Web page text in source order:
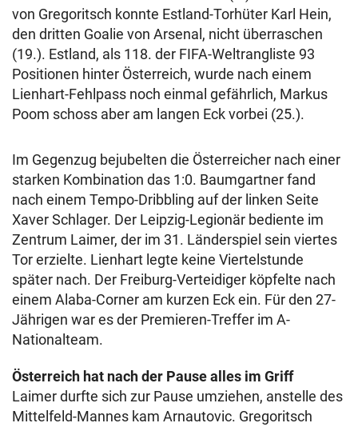
von Gregoritsch konnte Estland-Torhüter Karl Hein,
den dritten Goalie von Arsenal, nicht überraschen
(19.). Estland, als 118. der FIFA-Weltrangliste 93
Positionen hinter Österreich, wurde nach einem
Lienhart-Fehlpass noch einmal gefährlich, Markus
Poom schoss aber am langen Eck vorbei (25.).
Im Gegenzug bejubelten die Österreicher nach einer
starken Kombination das 1:0. Baumgartner fand
nach einem Tempo-Dribbling auf der linken Seite
Xaver Schlager. Der Leipzig-Legionär bediente im
Zentrum Laimer, der im 31. Länderspiel sein viertes
Tor erzielte. Lienhart legte keine Viertelstunde
später nach. Der Freiburg-Verteidiger köpfelte nach
einem Alaba-Corner am kurzen Eck ein. Für den 27-
Jährigen war es der Premieren-Treffer im A-
Nationalteam.
Österreich hat nach der Pause alles im Griff
Laimer durfte sich zur Pause umziehen, anstelle des
Mittelfeld-Mannes kam Arnautovic. Gregoritsch